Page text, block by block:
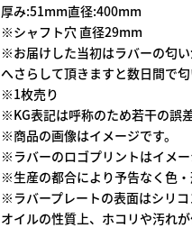
厚み:51mm直径:400mm
※シャフト穴 直径29mm
※お届けした当初はラバーの匂
へさらして頂きますと数日間で匂
※1枚売り
※KG表記は呼称のため若干の誤
※商品の画像はイメージです。
※ラバーのロゴプリントはイメー
※生産の都合により予告なく色・
※ラバープレートの表面はシリコ
オイルの性質上、ホコリや汚れ